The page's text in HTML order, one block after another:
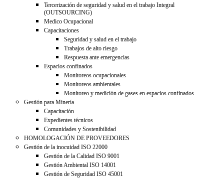
Tercerización de seguridad y salud en el trabajo Integral
(OUTSOURCING)
Medico Ocupacional
Capacitaciones
Seguridad y salud en el trabajo
Trabajos de alto riesgo
Respuesta ante emergencias
Espacios confinados
Monitoreos ocupacionales
Monitoreos ambientales
Monitoreo y medición de gases en espacios confinados
Gestión para Minería
Capacitación
Expedientes técnicos
Comunidades y Sostenibilidad
HOMOLOGACIÓN DE PROVEEDORES
Gestión de la inocuidad ISO 22000
Gestión de la Calidad ISO 9001
Gestión Ambiental ISO 14001
Gestión de Seguridad ISO 45001